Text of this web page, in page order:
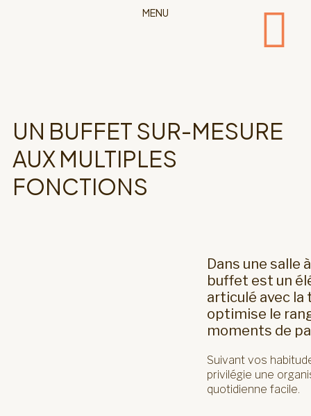
MENU
UN BUFFET SUR-MESURE
AUX MULTIPLES
FONCTIONS
Dans une salle
buffet est un
articulé avec la
optimise le
moments de
Suivant vos
privilégie une
quotidienne facile.